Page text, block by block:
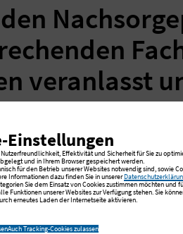
veranlasst
3 6
CEA
Einstellungen
Effektivität und Sicherheit für Sie zu
und in Ihrem Browser gespeichert werden.
für den Betrieb unserer Websites notwendig sind, sowie
Informationen dazu finden Sie in unserer
Sie dem Einsatz von Cookies zustimmen möchten und
Funktionen unserer Websites zur Verfügung stehen. Sie
erneutes Laden der Internetseite aktivieren.
Auch Tracking-Cookies zulassen